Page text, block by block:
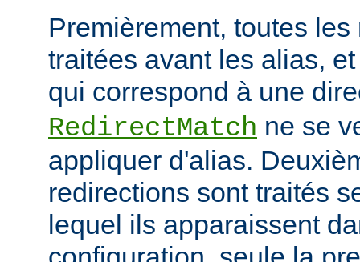
Premièrement, toutes
traitées avant les alias,
qui correspond à une
RedirectMatch ne se
appliquer d'alias.
redirections sont traités
lequel ils apparaissent